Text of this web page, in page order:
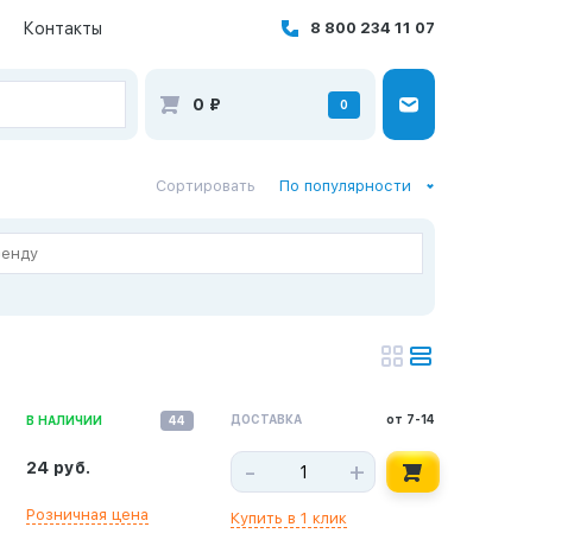
Контакты 8 800 234 11 07
0 ₽ 0
Сортировать По популярности
В НАЛИЧИИ 44
24 руб.
Розничная цена
ДОСТАВКА от 7-14
- +
Купить в 1 клик